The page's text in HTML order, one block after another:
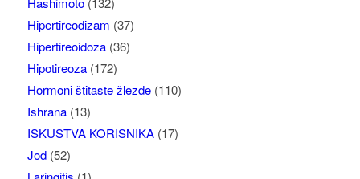
Hipertireodizam (37)
Hipertireoidoza(36)
Hipotireoza(172)
Hormoni štitaste žlezde(110)
Ishrana(13)
ISKUSTVA KORISNIKA(17)
Jod(52)